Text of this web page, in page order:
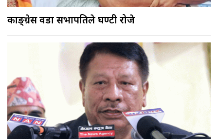
काङ्ग्रेस वडा सभापतिले घण्टी रोजे